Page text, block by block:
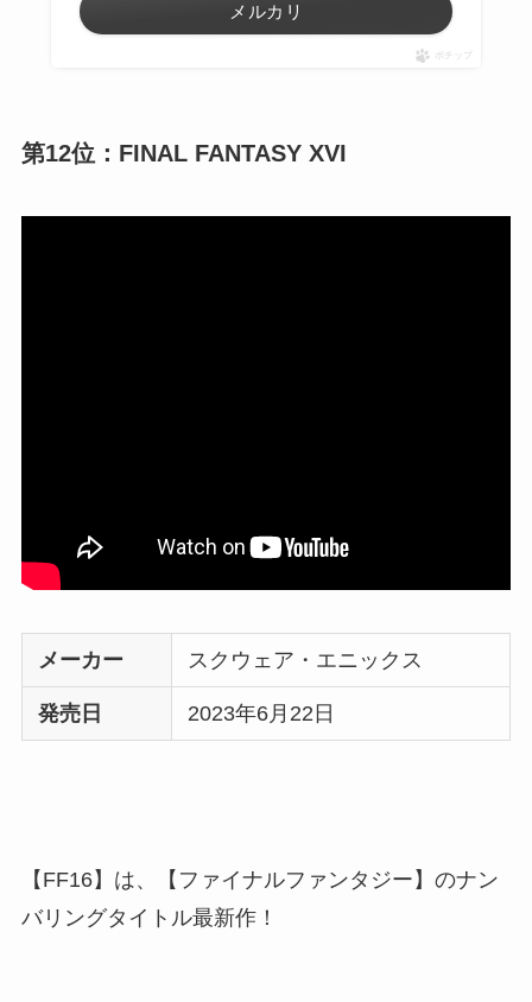
メルカリ
ポチップ
第12位：FINAL FANTASY XVI
メーカー スクウェア・エニックス
発売日 2023年6月22日
【FF16】は、【ファイナルファンタジー】のナン
バリングタイトル最新作！